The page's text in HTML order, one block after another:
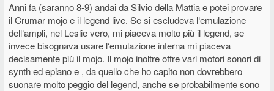
Anni fa (saranno 8-9) andai da Silvio della Mattia e potei provare
il Crumar mojo e il legend live. Se si escludeva l‘emulazione
dell‘ampli, nel Leslie vero, mi piaceva molto più il legend, se
invece bisognava usare l‘emulazione interna mi piaceva
decisamente più il mojo. Il mojo inoltre offre vari motori sonori di
synth ed epiano e , da quello che ho capito non dovrebbero
suonare molto peggio del legend, anche se probabilmente sono